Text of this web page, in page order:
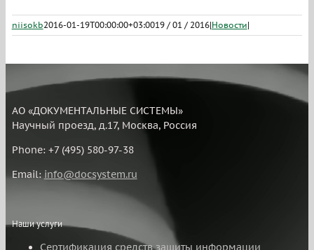
niisokb2016-01-19T00:00:00+03:0019 / 01 / 2016|Новости|
АО «ДОКУМЕНТАЛЬНЫЕ СИСТЕМЫ»
Научный проезд, д.17, Москва, Россия
Phone: +7 (495) 580-97-38
Email: info@docsystem.ru
Наши услуги
Сертификация средств защиты информации